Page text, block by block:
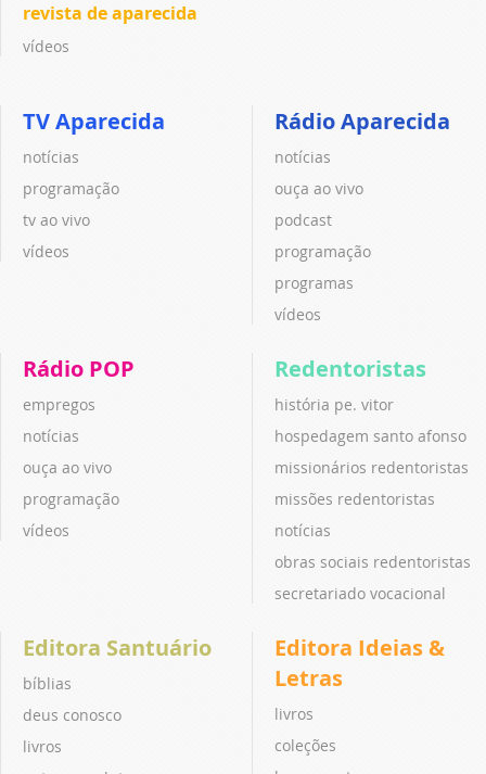
revista de aparecida
vídeos
TV Aparecida
notícias
programação
tv ao vivo
vídeos
Rádio Aparecida
notícias
ouça ao vivo
podcast
programação
programas
vídeos
Rádio POP
empregos
notícias
ouça ao vivo
programação
vídeos
Redentoristas
história pe. vitor
hospedagem santo afonso
missionários redentoristas
missões redentoristas
notícias
obras sociais redentoristas
secretariado vocacional
Editora Santuário
bíblias
deus conosco
livros
Editora Ideias &
Letras
livros
coleções